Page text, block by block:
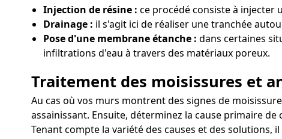
Injection de résine : ce procédé consiste à
Drainage : il s'agit ici de réaliser une tranchée
Pose d'une membrane étanche : dans certaines
infiltrations d'eau à travers des matériaux poreux.
Traitement des moisissures et
Au cas où vos murs montrent des signes de
assainissant. Ensuite, déterminez la cause primaire
Tenant compte la variété des causes et des solutions,